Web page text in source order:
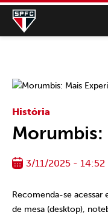
História
Morumbis:
3/11/2025 - 14:52
Recomenda-se
de mesa (desktop),